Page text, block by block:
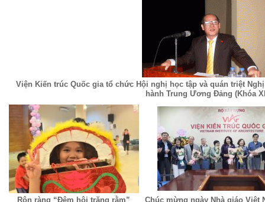
Viện Kiến trúc Quốc gia tổ chức Hội nghị học tập và quán triệt
hành Trung Ương Đảng (Khóa
Rộn ràng “Đêm hội trăng rằm” Chúc mừng ngày Nhà giáo Việt